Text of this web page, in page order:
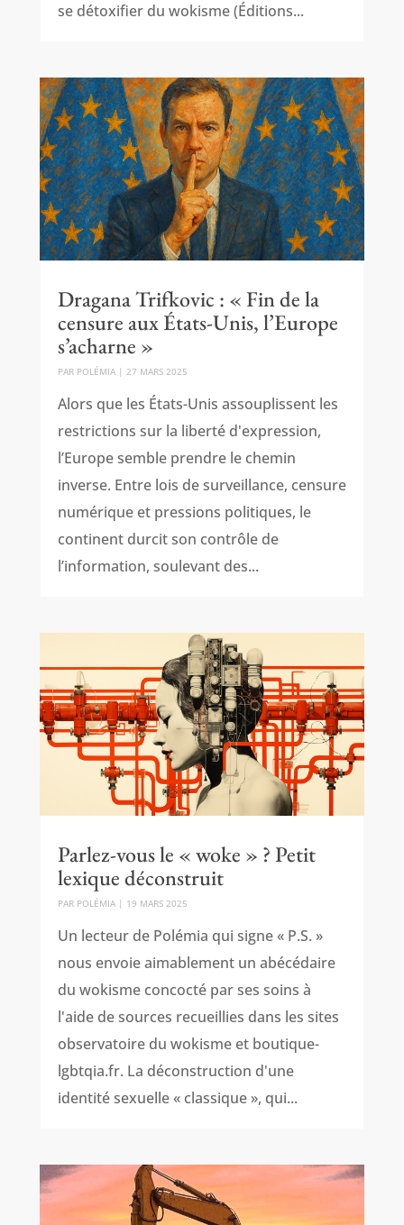
se détoxifier du wokisme (Éditions...
Dragana Trifkovic : « Fin de la
censure aux États-Unis, l’Europe
s’acharne »
PAR POLÉMIA| 27 MARS 2025
Alors que les États-Unis assouplissent les
restrictions sur la liberté d'expression,
l’Europe semble prendre le chemin
inverse. Entre lois de surveillance, censure
numérique et pressions politiques, le
continent durcit son contrôle de
l’information, soulevant des...
Parlez-vous le « woke » ? Petit
lexique déconstruit
PAR POLÉMIA| 19 MARS 2025
Un lecteur de Polémia qui signe « P.S. »
nous envoie aimablement un abécédaire
du wokisme concocté par ses soins à
l'aide de sources recueillies dans les sites
observatoire du wokisme et boutique-
lgbtqia.fr. La déconstruction d'une
identité sexuelle « classique », qui...